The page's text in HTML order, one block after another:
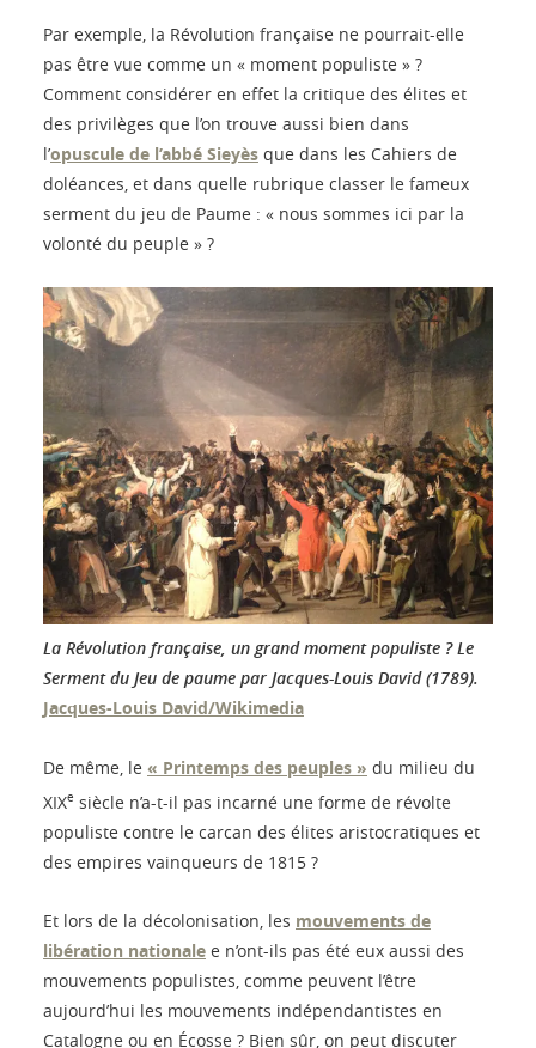
Par exemple, la Révolution française ne pourrait-elle
pas être vue comme un « moment populiste » ?
Comment considérer en effet la critique des élites et
des privilèges que l’on trouve aussi bien dans
l’opuscule de l’abbé Sieyès que dans les Cahiers de
doléances, et dans quelle rubrique classer le fameux
serment du jeu de Paume : « nous sommes ici par la
volonté du peuple » ?
La Révolution française, un grand moment populiste ? Le
Serment du Jeu de paume par Jacques-Louis David (1789).
Jacques-Louis David/Wikimedia
De même, le « Printemps des peuples » du milieu du
XIXe siècle n’a-t-il pas incarné une forme de révolte
populiste contre le carcan des élites aristocratiques et
des empires vainqueurs de 1815 ?
Et lors de la décolonisation, les mouvements de
libération nationale e n’ont-ils pas été eux aussi des
mouvements populistes, comme peuvent l’être
aujourd’hui les mouvements indépendantistes en
Catalogne ou en Écosse ? Bien sûr, on peut discuter